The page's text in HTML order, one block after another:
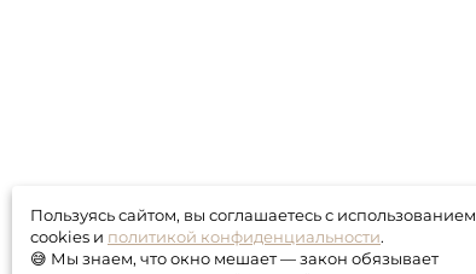
Пользуясь сайтом, вы соглашаетесь с использованием
cookies и политикой конфиденциальности.
😅 Мы знаем, что окно мешает — закон обязывает